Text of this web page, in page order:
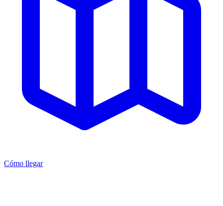
Cómo llegar